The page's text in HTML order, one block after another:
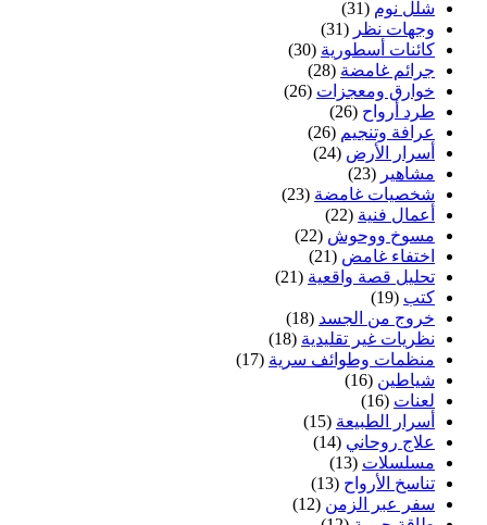
شلل نوم (31)
وجهات نظر (31)
كائنات أسطورية (30)
جرائم غامضة (28)
خوارق ومعجزات (26)
طرد أرواح (26)
عرافة وتنجيم (26)
أسرار الأرض (24)
مشاهير (23)
شخصيات غامضة (23)
أعمال فنية (22)
مسوخ ووحوش (22)
اختفاء غامض (21)
تحليل قصة واقعية (21)
كتب (19)
خروج من الجسد (18)
نظريات غير تقليدية (18)
منظمات وطوائف سرية (17)
شياطين (16)
لعنات (16)
أسرار الطبيعة (15)
علاج روحاني (14)
مسلسلات (13)
تناسخ الأرواح (13)
سفر عبر الزمن (12)